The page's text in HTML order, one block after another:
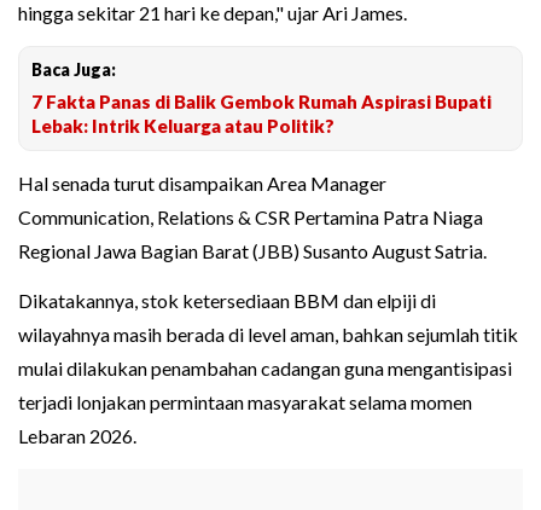
hingga sekitar 21 hari ke depan," ujar Ari James.
Baca Juga:
7 Fakta Panas di Balik Gembok Rumah Aspirasi Bupati
Lebak: Intrik Keluarga atau Politik?
Hal senada turut disampaikan Area Manager
Communication, Relations & CSR Pertamina Patra Niaga
Regional Jawa Bagian Barat (JBB) Susanto August Satria.
Dikatakannya, stok ketersediaan BBM dan elpiji di
wilayahnya masih berada di level aman, bahkan sejumlah titik
mulai dilakukan penambahan cadangan guna mengantisipasi
terjadi lonjakan permintaan masyarakat selama momen
Lebaran 2026.